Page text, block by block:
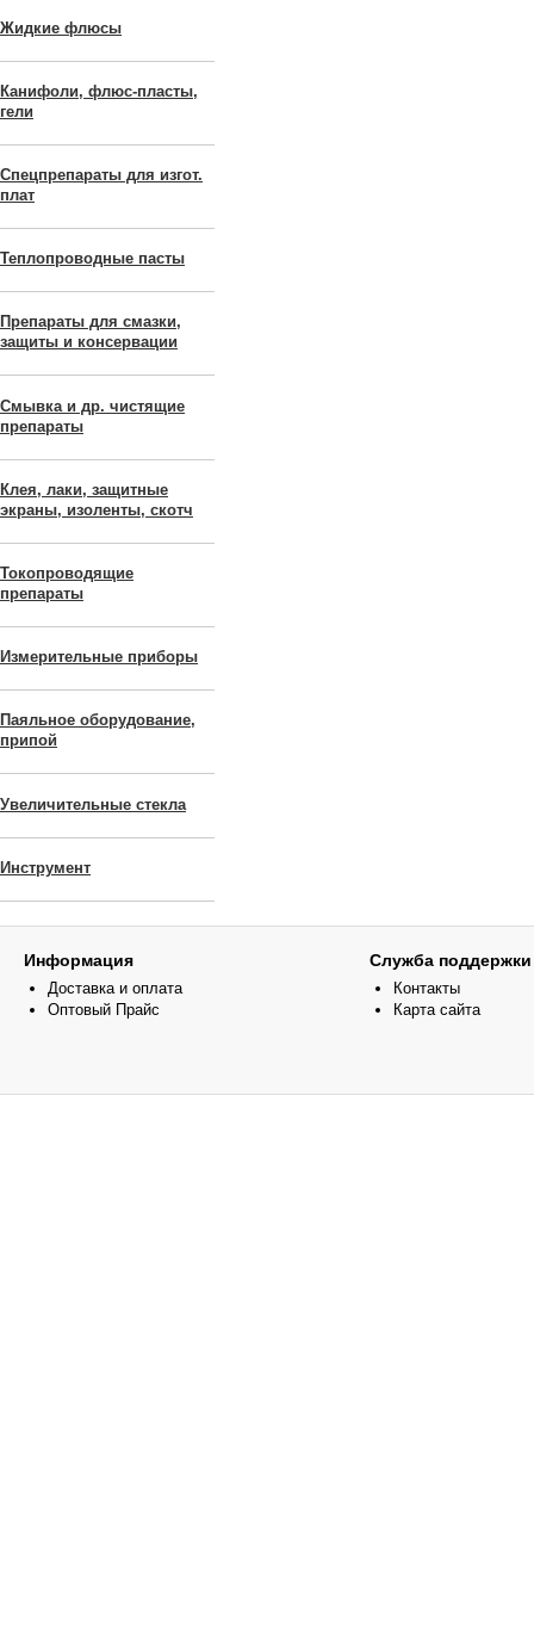
Жидкие флюсы
Канифоли, флюс-пласты,
гели
Спецпрепараты для изгот.
плат
Теплопроводные пасты
Препараты для смазки,
защиты и консервации
Смывка и др. чистящие
препараты
Клея, лаки, защитные
экраны, изоленты, скотч
Токопроводящие
препараты
Измерительные приборы
Паяльное оборудование,
припой
Увеличительные стекла
Инструмент
Информация
Доставка и оплата
Оптовый Прайс
Служба поддержки
Контакты
Карта сайта